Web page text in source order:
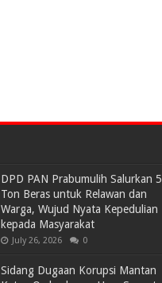
DPD PAN Prabumulih Salurkan 5
Ton Beras untuk Relawan dan
Warga, Wujud Nyata Kepedulian
kepada Masyarakat
July 26, 2026 0
Sidang Dugaan Korupsi Mantan